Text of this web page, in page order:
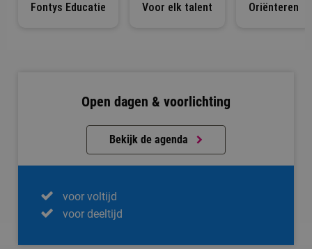
Fontys Educatie Voor elk talent Oriënteren
Open dagen & voorlichting
Bekijk de agenda
voor voltijd
voor deeltijd